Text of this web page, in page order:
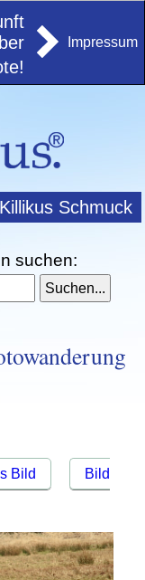
Impressum
Killikus Schmuck
suchen:
Bild
Bild